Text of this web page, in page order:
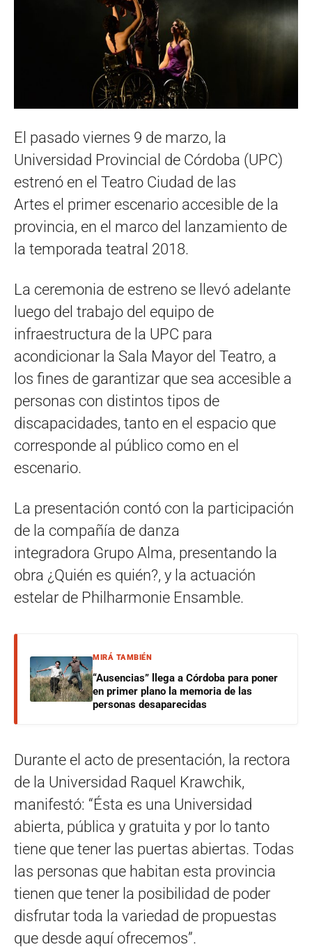
El pasado viernes 9 de marzo, la​ ​
Universidad Provincial de Córdoba (UPC) ​​
estrenó en el Teatro Ciudad de las
Artes el primer escenario accesible​ de la
provincia,​ en el marco del lanzamiento de
la​ ​temporada ​teatral 2018.
La ceremonia de estreno se llevó adelante
luego del trabajo del equipo de
infraestructura de la UPC para
acondicionar la Sala Mayor del Teatro, a
los fines de garantizar que sea accesible a
personas con distintos tipos de
discapacidades, tanto en el espacio que
corresponde al público como en el
escenario.
La presentación contó con la participación
de la compañía de danza
integradora Grupo Alma, presentando la
obra ¿Quién es quién?, y la actuación ​
estelar ​de Philharmonie Ensamble.
MIRÁ TAMBIÉN
“Ausencias” llega a Córdoba para poner
en primer plano la memoria de las
personas desaparecidas
Durante el acto de presentación, la rectora
de la Universidad Raquel Krawchik,
manifestó: “Ésta es una Universidad
abierta, pública y gratuita y por lo tanto
tiene que tener las puertas abiertas. Todas
las personas que habitan esta provincia
tienen que tener la posibilidad de poder
disfrutar toda la variedad de propuestas
que desde aquí ofrecemos”.